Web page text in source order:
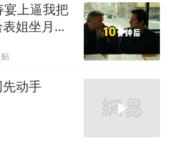
上逼我把
姐坐月
动手